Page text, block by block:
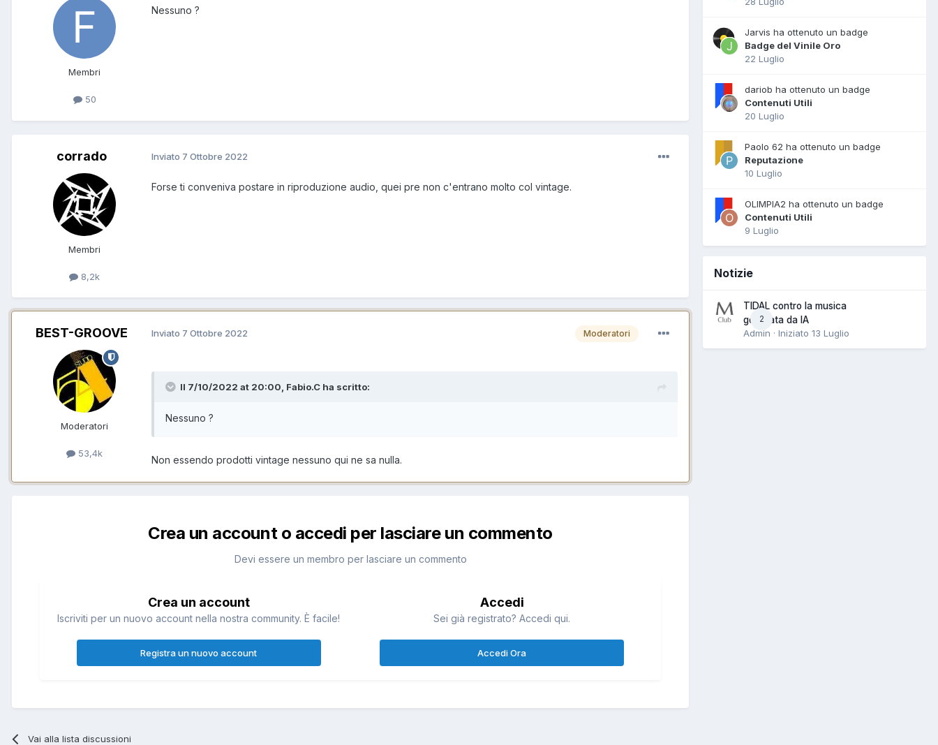
Membri
50
Nessuno ?
corrado
Membri
8,2k
Inviato 7 Ottobre 2022
Forse ti conveniva postare in riproduzione audio, quei pre non c'entrano molto col vintage.
BEST-GROOVE
Moderatori
53,4k
Moderatori
Inviato 7 Ottobre 2022
Il 7/10/2022 at 20:00, Fabio.C ha scritto:
Nessuno ?
Non essendo prodotti vintage nessuno qui ne sa nulla.
Crea un account o accedi per lasciare un commento
Devi essere un membro per lasciare un commento
Crea un account
Iscriviti per un nuovo account nella nostra community. È facile!
Registra un nuovo account
Accedi
Sei già registrato? Accedi qui.
Accedi Ora
Vai alla lista discussioni
Jarvis ha ottenuto un badge
Badge del Vinile Oro
22 Luglio
dariob ha ottenuto un badge
Contenuti Utili
20 Luglio
Paolo 62 ha ottenuto un badge
Reputazione
10 Luglio
OLIMPIA2 ha ottenuto un badge
Contenuti Utili
9 Luglio
Notizie
2
TIDAL contro la musica
generata da IA
Admin · Iniziato 13 Luglio